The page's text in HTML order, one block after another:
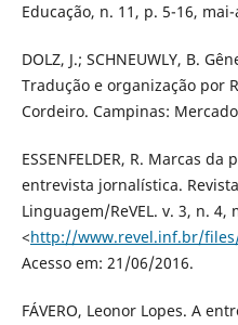
Educação, n. 11, p. 5-16,
DOLZ, J.; SCHNEUWLY, B.
Tradução e organização por
Cordeiro. Campinas:
ESSENFELDER, R. Marcas
entrevista jornalística.
Linguagem/ReVEL. v. 3, n. 4,
<http://www.revel.inf.br/files/
Acesso em: 21/06/2016.
FÁVERO, Leonor Lopes. A